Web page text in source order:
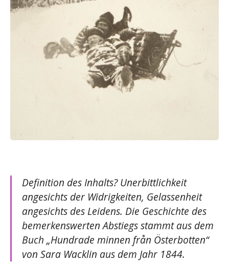
Definition des Inhalts? Unerbittlichkeit
angesichts der Widrigkeiten, Gelassenheit
angesichts des Leidens. Die Geschichte des
bemerkenswerten Abstiegs stammt aus dem
Buch „Hundrade minnen från Österbotten“
von Sara Wacklin aus dem Jahr 1844.